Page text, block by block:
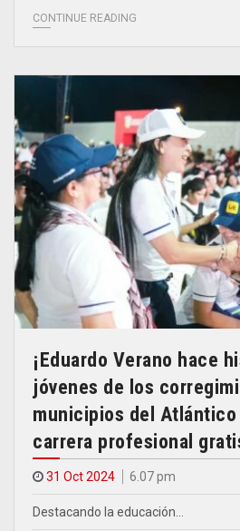
CONTINUE READING
¡Eduardo Verano hace
jóvenes de los
municipios del
carrera profesional
31 Oct 2024 6.07 pm
Destacando la educación…